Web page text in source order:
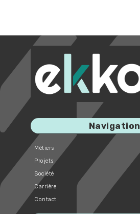
Navigation
Métiers
Projets
Société
Carrière
Contact